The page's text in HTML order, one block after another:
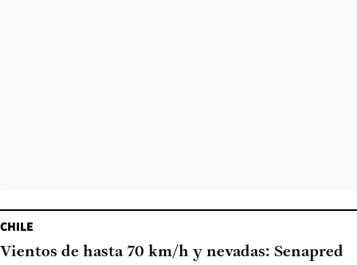
CHILE
Vientos de hasta 70 km/h y nevadas: Senapred